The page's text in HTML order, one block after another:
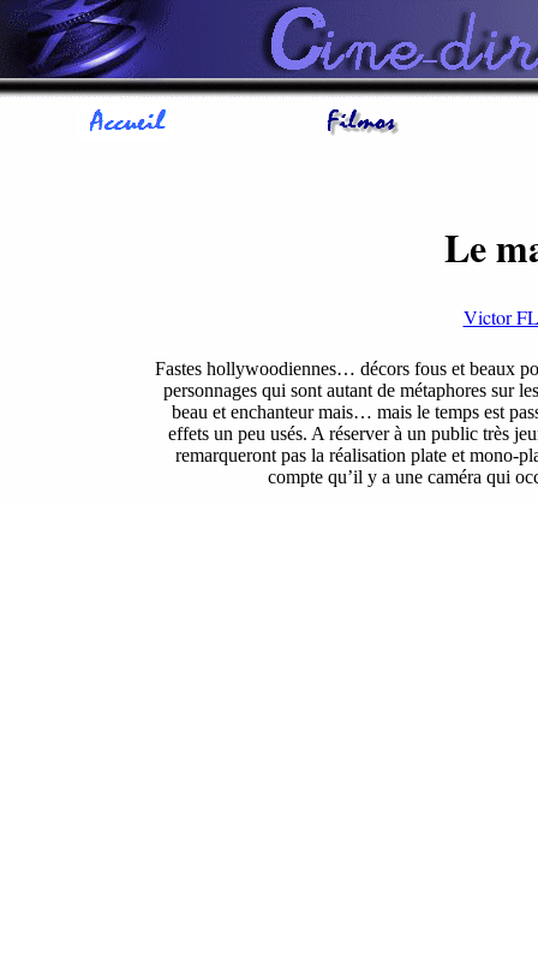
Le
Victor
Fastes hollywoodiennes… décors fous et beaux
personnages qui sont autant de métaphores sur
beau et enchanteur mais… mais le temps est
effets un peu usés. A réserver à un public très
remarqueront pas la réalisation plate et mono-
compte qu’il y a une caméra qui